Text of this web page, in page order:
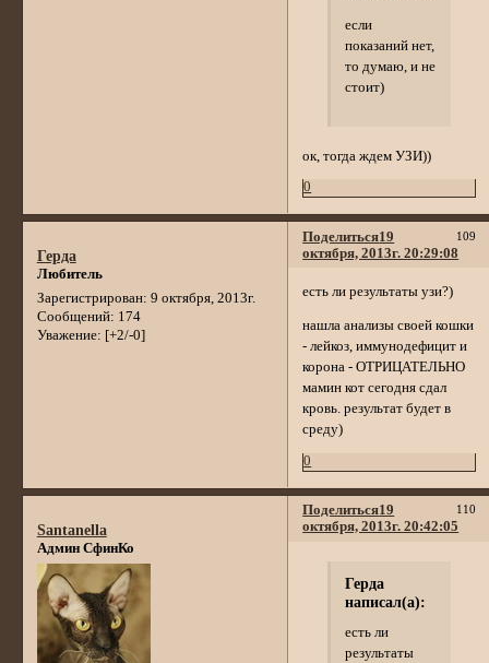
если
показаний нет,
то думаю, и не
стоит)
ок, тогда ждем УЗИ))
0
Поделиться 109
19
октября, 2013г. 20:29:08
Герда
Любитель
Зарегистрирован: 9 октября, 2013г.
Сообщений: 174
Уважение: [+2/-0]
есть ли результаты узи?)
нашла анализы своей кошки
- лейкоз, иммунодефицит и
корона - ОТРИЦАТЕЛЬНО
мамин кот сегодня сдал
кровь. результат будет в
среду)
0
Поделиться 110
19
октября, 2013г. 20:42:05
Santanella
Админ СфинКо
Герда
написал(а):
есть ли
результаты